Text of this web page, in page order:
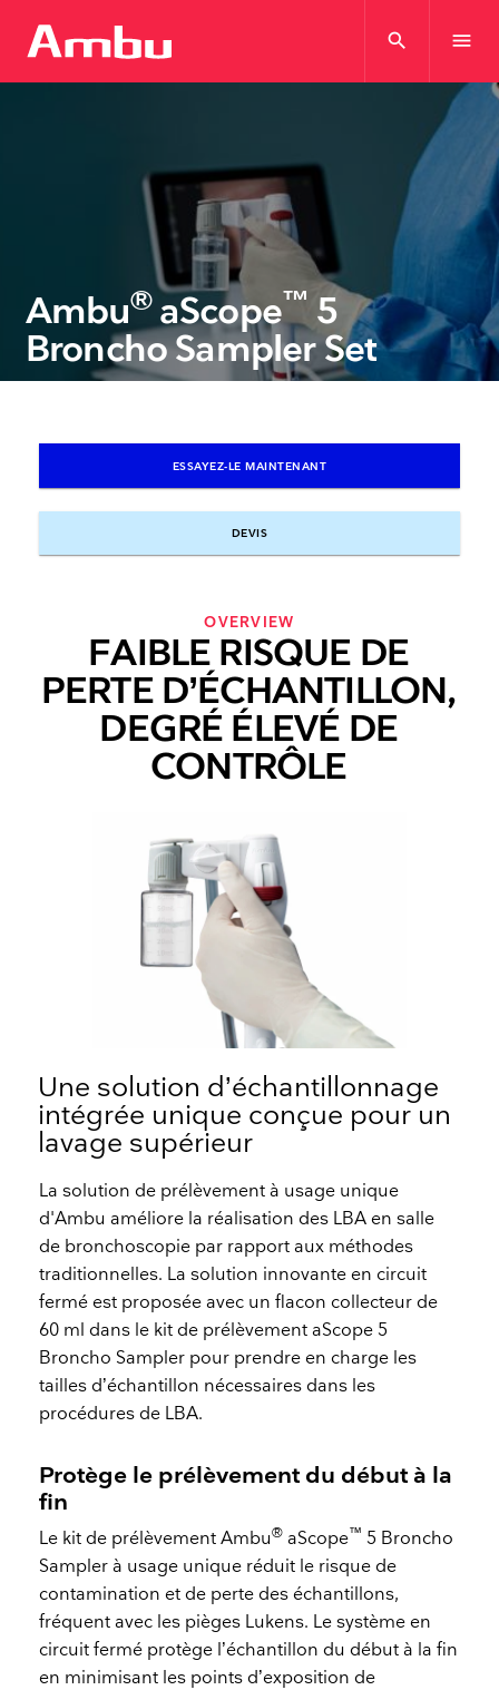
search menu
Ambu®aScope™ 5
Broncho Sampler Set
ESSAYEZ-LE MAINTENANT
DEVIS
OVERVIEW
FAIBLE RISQUE DE
PERTE D’ÉCHANTILLON,
DEGRÉ ÉLEVÉ DE
CONTRÔLE
Une solution d’échantillonnage
intégrée unique conçue pour un
lavage supérieur
La solution de prélèvement à usage unique
d'Ambu améliore la réalisation des LBA en salle
de bronchoscopie par rapport aux méthodes
traditionnelles. La solution innovante en circuit
fermé est proposée avec un flacon collecteur de
60 ml dans le kit de prélèvement aScope 5
Broncho Sampler pour prendre en charge les
tailles d’échantillon nécessaires dans les
procédures de LBA.
Protège le prélèvement du début à la
fin
Le kit de prélèvement Ambu® aScope™ 5 Broncho
Sampler à usage unique réduit le risque de
contamination et de perte des échantillons,
fréquent avec les pièges Lukens. Le système en
circuit fermé protège l’échantillon du début à la fin
en minimisant les points d’exposition de